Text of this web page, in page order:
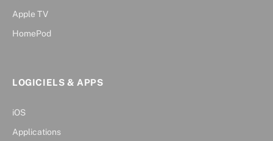
Apple TV
HomePod
LOGICIELS & APPS
iOS
Applications